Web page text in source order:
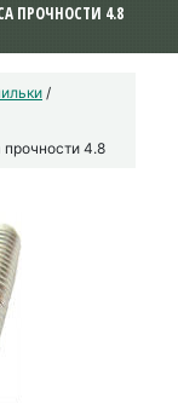
/
4.8
ПРОЧНОСТИ 4.8